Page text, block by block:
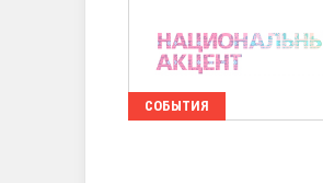
СОБЫТИЯ